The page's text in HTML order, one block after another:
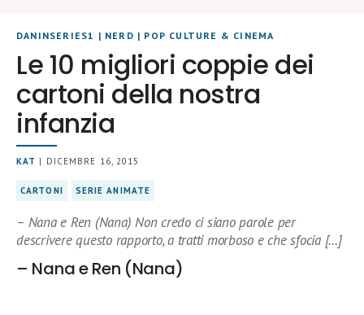
DANINSERIES1 | NERD | POP CULTURE & CINEMA
Le 10 migliori coppie dei
cartoni della nostra
infanzia
KAT | DICEMBRE 16, 2015
CARTONI SERIE ANIMATE
– Nana e Ren (Nana) Non credo ci siano parole per
descrivere questo rapporto, a tratti morboso e che sfocia […]
– Nana e Ren (Nana)